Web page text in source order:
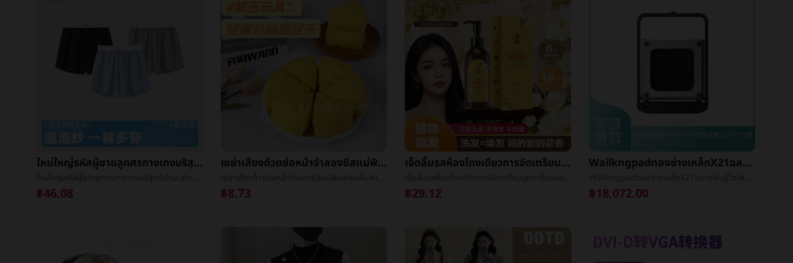
ใหม่ใหญ่รหัสผู้ชายลูกศรกางเกงบริสุทธิ์บ้านLeisureการเคลื่อนไหวมุมåกางเกงหลวมฉบับที่ตีพิมพ์เด็กนักเรียนกางเกงå¤´ขายส่ง
฿46.08
เขย่าเสียงด้วยย่อหน้าจำลองชีสแม่พิมพ์แม่พิมพ์เพลงความคิดสร้างสรรค์การบีบอัดสิ่งประดิษฐ์ของเล่นลูกกวาดทางออกลูกบอลเด็กของเล่นโรงงานขายส่ง
฿8.73
เจ็ดลิ้มรสห้องโถงเดียวการจัดเตรียมบุหงาย้อมผมครีมพืชการสกัดปานกลางไม่ฉุนสามารถปกผมย้อมผมการจัดเตรียมโรงงานจุด
฿29.12
Wailkngpadทองช่างเหล็กX21ฉลาดพับลู่วิ่งไฟฟ้าWalkingแบบพกพาครัวเรือนไปเครื่องขั้นตอนที่เหมาะสม
฿18,072.00